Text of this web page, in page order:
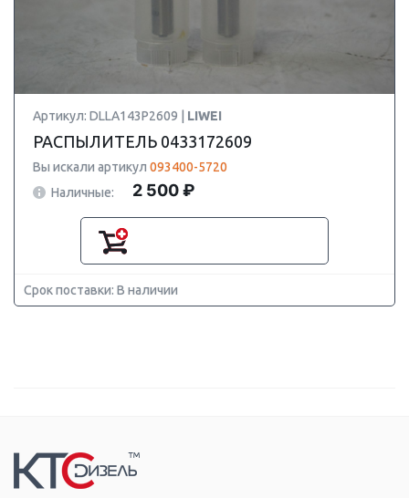
Артикул: DLLA143P2609 | LIWEI
РАСПЫЛИТЕЛЬ 0433172609
Вы искали артикул 093400-5720
Наличные:
2 500 ₽
Срок поставки: В наличии